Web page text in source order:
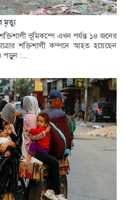
মৃত্যু
ভূমিকম্পে এখন পর্যন্ত ১৪ জনের
শক্তিশালী কম্পনে আহত হয়েছেন
পড়ুন :...